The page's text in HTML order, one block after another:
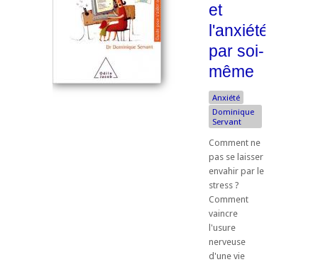
et
l'anxiété
par soi-
même
Anxiété
Dominique
Servant
Comment ne
pas se laisser
envahir par le
stress ?
Comment
vaincre
l'usure
nerveuse
d'une vie